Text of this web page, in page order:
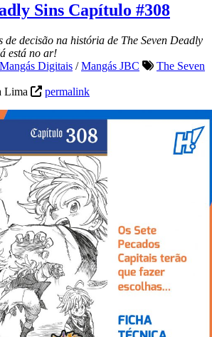
Sins Capítulo #308
de decisão na história de The Seven Deadly
está no ar!
Mangás Digitais /Mangás JBC
The Seven
Lima permalink